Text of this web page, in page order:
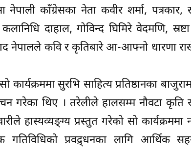
काँग्रेसका नेता कवीर शर्मा, पत्रकार,
दाहाल, गोविन्द घिमिरे वेदमणि,
नेपालले कवि र कृतिबारे आ-आफ्नो धारणा
सुरभि साहित्य प्रतिष्ठानका
गरेका थिए । तरेलीले हालसम्म नौवटा कृति
हास्यव्यङ्ग्य प्रस्तुत गरेको सो कार्यक्रममा
गतिविधिको प्रवद्र्धनका लागि आर्थिक